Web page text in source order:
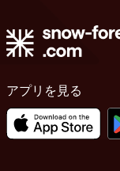
アプリを見る